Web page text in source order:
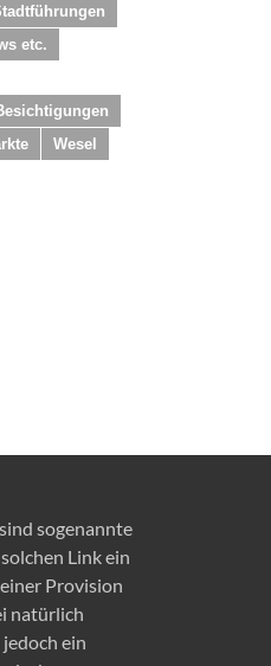
etc.
Wesel
sogenannte
Link ein
Provision
natürlich
ein